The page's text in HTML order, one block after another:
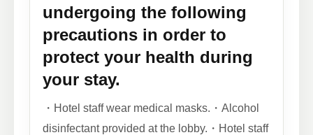
undergoing the following
precautions in order to
protect your health during
your stay.
・Hotel staff wear medical masks.・Alcohol
disinfectant provided at the lobby.・Hotel staff